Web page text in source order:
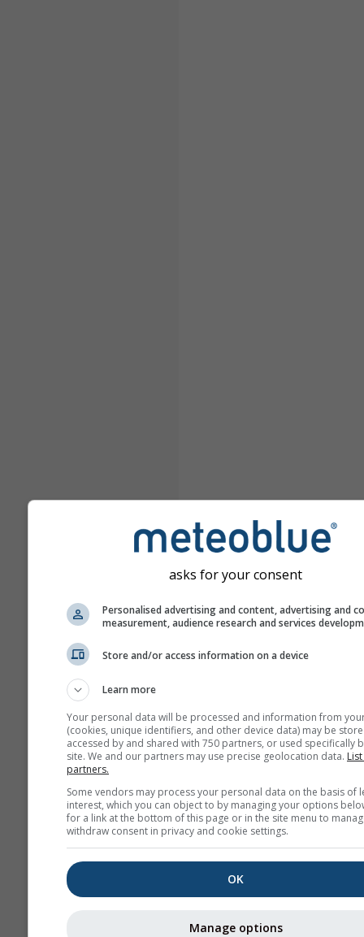
asks for your consent
Personalised advertising and content, advertising and
measurement, audience research and services
Store and/or access information on a device
Learn more
Your personal data will be processed and information from
(cookies, unique identifiers, and other device data) may be
accessed by and shared with 750 partners, or used specifically
site. We and our partners may use precise geolocation data.
partners.
Some vendors may process your personal data on the basis of
interest, which you can object to by managing your options
for a link at the bottom of this page or in the site menu to
withdraw consent in privacy and cookie settings.
OK
Manage options